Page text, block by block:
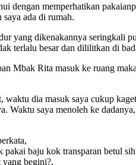
dengan memperhatikan
ada di rumah.
yang dikenakannya seringkali
terlalu besar dan dililitkan di
Mbak Rita masuk ke ruang
waktu dia masuk saya cukup
Waktu saya menoleh ke
baju kok transparan betul
begini?.